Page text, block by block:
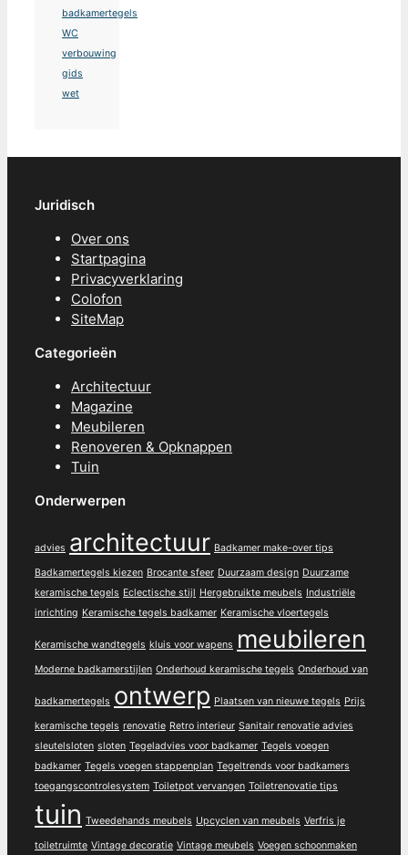
badkamertegels
WC
verbouwing
gids
wet
Juridisch
Over ons
Startpagina
Privacyverklaring
Colofon
SiteMap
Categorieën
Architectuur
Magazine
Meubileren
Renoveren & Opknappen
Tuin
Onderwerpen
advies architectuur Badkamer make-over tips
Badkamertegels kiezen Brocante sfeer Duurzaam design Duurzame
keramische tegels Eclectische stijl Hergebruikte meubels Industriële
inrichting Keramische tegels badkamer Keramische vloertegels
Keramische wandtegels kluis voor wapens meubileren
Moderne badkamerstijlen Onderhoud keramische tegels Onderhoud van
badkamertegels ontwerp Plaatsen van nieuwe tegels Prijs
keramische tegels renovatie Retro interieur Sanitair renovatie advies
sleutelsloten sloten Tegeladvies voor badkamer Tegels voegen
badkamer Tegels voegen stappenplan Tegeltrends voor badkamers
toegangscontrolesystem Toiletpot vervangen Toiletrenovatie tips
tuin Tweedehands meubels Upcyclen van meubels Verfris je
toiletruimte Vintage decoratie Vintage meubels Voegen schoonmaken